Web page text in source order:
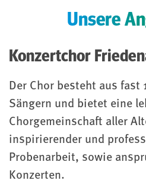
Unsere
Konzertchor
Der Chor besteht aus fast
Sängern und bietet eine
Chorgemeinschaft aller
inspirierender und
Probenarbeit, sowie
Konzerten.